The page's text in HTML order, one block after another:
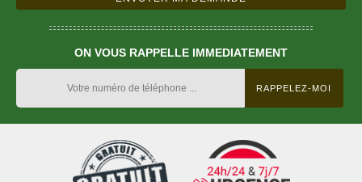
ON VOUS RAPPELLE IMMEDIATEMENT